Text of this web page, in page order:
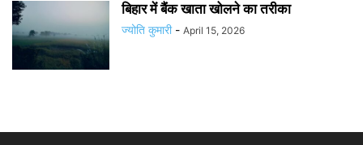
बिहार में बैंक खाता खोलने का तरीका
ज्योति कुमारी - April 15, 2026